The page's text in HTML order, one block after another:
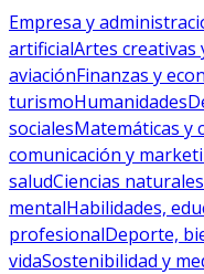
Empresa y
artificialArtes creativas
aviaciónFinanzas y
turismoHumanidades
socialesMatemáticas y
comunicación y
saludCiencias
mentalHabilidades,
profesionalDeporte,
vidaSostenibilidad y